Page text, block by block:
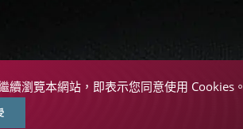
瀏覽本網站，即表示您同意使用 Cookies。